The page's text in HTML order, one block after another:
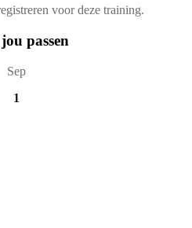
voor deze training.
passen
Sep
1